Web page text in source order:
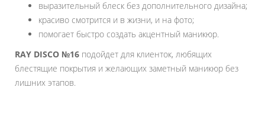
выразительный блеск без дополнительного дизайна;
красиво смотрится и в жизни, и на фото;
помогает быстро создать акцентный маникюр.
RAY DISCO №16 подойдет для клиенток, любящих
блестящие покрытия и желающих заметный маникюр без
лишних этапов.